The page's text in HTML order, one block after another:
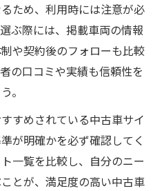
ため、利用時には注意が必
ぶ際には、掲載車両の情報
や契約後のフォローも比較
の口コミや実績も信頼性を
。
すめされている中古車サイ
が明確かを必ず確認してく
一覧を比較し、自分のニー
とが、満足度の高い中古車